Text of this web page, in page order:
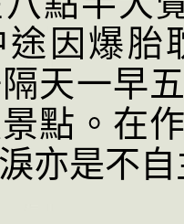
途因爆胎
隔天一早
點。在
亦是不